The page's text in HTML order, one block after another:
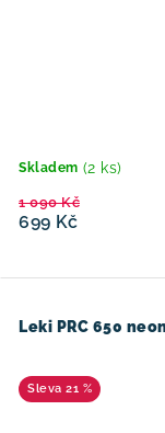
Skladem (2 ks)
699 Kč
1 090 Kč
Leki PRC 650
21 %